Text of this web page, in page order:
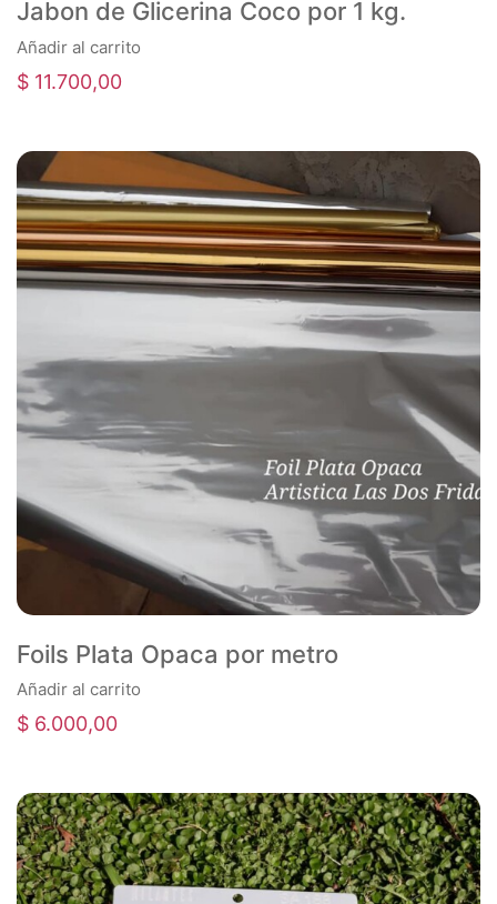
Jabon de Glicerina Coco por 1 kg.
Añadir al carrito
$ 11.700,00
Foils Plata Opaca por metro
Añadir al carrito
$ 6.000,00